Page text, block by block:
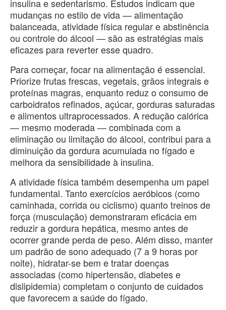
insulina e sedentarismo. Estudos indicam que
mudanças no estilo de vida — alimentação
balanceada, atividade física regular e abstinência
ou controle do álcool — são as estratégias mais
eficazes para reverter esse quadro.
Para começar, focar na alimentação é essencial.
Priorize frutas frescas, vegetais, grãos integrais e
proteínas magras, enquanto reduz o consumo de
carboidratos refinados, açúcar, gorduras saturadas
e alimentos ultraprocessados. A redução calórica
— mesmo moderada — combinada com a
eliminação ou limitação do álcool, contribui para a
diminuição da gordura acumulada no fígado e
melhora da sensibilidade à insulina.
A atividade física também desempenha um papel
fundamental. Tanto exercícios aeróbicos (como
caminhada, corrida ou ciclismo) quanto treinos de
força (musculação) demonstraram eficácia em
reduzir a gordura hepática, mesmo antes de
ocorrer grande perda de peso. Além disso, manter
um padrão de sono adequado (7 a 9 horas por
noite), hidratar-se bem e tratar doenças
associadas (como hipertensão, diabetes e
dislipidemia) completam o conjunto de cuidados
que favorecem a saúde do fígado.